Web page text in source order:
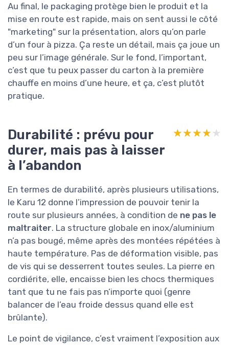
Au final, le packaging protège bien le produit et la
mise en route est rapide, mais on sent aussi le côté
"marketing" sur la présentation, alors qu’on parle
d’un four à pizza. Ça reste un détail, mais ça joue un
peu sur l’image générale. Sur le fond, l’important,
c’est que tu peux passer du carton à la première
chauffe en moins d’une heure, et ça, c’est plutôt
pratique.
Durabilité : prévu pour
durer, mais pas à laisser
à l’abandon
★★★★★
★★★★★
En termes de durabilité, après plusieurs utilisations,
le Karu 12 donne l’impression de pouvoir tenir la
route sur plusieurs années, à condition de ne pas le
maltraiter. La structure globale en inox/aluminium
n’a pas bougé, même après des montées répétées à
haute température. Pas de déformation visible, pas
de vis qui se desserrent toutes seules. La pierre en
cordiérite, elle, encaisse bien les chocs thermiques
tant que tu ne fais pas n’importe quoi (genre
balancer de l’eau froide dessus quand elle est
brûlante).
Le point de vigilance, c’est vraiment l’exposition aux